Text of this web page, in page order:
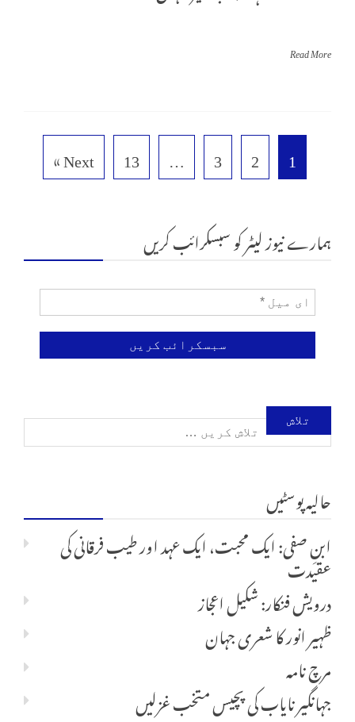
Read More
1
2
3
…
13
Next »
ہمارے نیوز لیٹر کو سبسکرائب کریں
تلاش
برائے:
حالیہ پوسٹیں
ابنِ صفی: ایک محبت، ایک عہد اور طیب فرقانی کی
عقیدت
درویش فنکار: شکیل اعجاز
ظہیر انور کا شعری جہان
مرچ نامہ
جہانگیر نایاب کی پچیس متخب غزلیں